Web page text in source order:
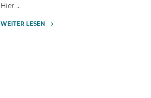
Hier …
WEITER LESEN